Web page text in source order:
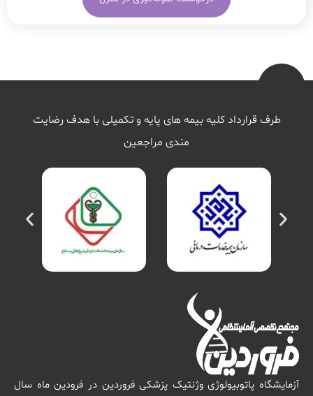
طرف قرارداد کلیه بیمه های پایه و تکمیلی با هدف رضایت
مندی مراجعین
آزمایشگاه پاتوبیولوژی وژنتیک پزشکی فروردین در فرودین ماه سال